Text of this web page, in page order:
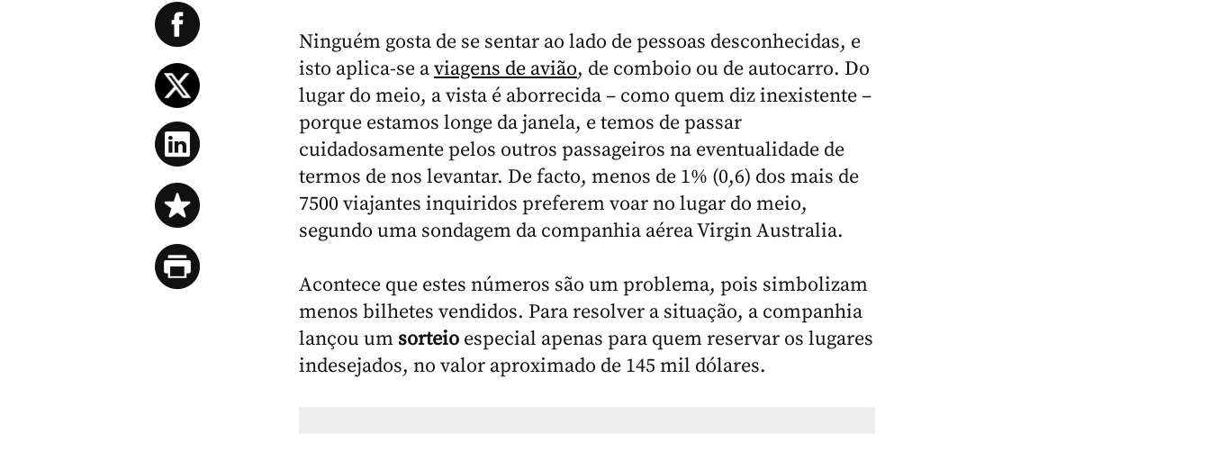
Ninguém gosta de se sentar ao lado de pessoas desconhecidas, e
isto aplica-se aviagens de avião, de comboio ou de autocarro. Do
lugar do meio, a vista é aborrecida – como quem diz inexistente –
porque estamos longe da janela, e temos de passar
cuidadosamente pelos outros passageiros na eventualidade de
termos de nos levantar. De facto, menos de 1% (0,6) dos mais de
7500 viajantes inquiridos preferem voar no lugar do meio,
segundo uma sondagem da companhia aérea Virgin Australia.
Acontece que estes números são um problema, pois simbolizam
menos bilhetes vendidos. Para resolver a situação, a companhia
lançou um sorteio especial apenas para quem reservar os lugares
indesejados, no valor aproximado de 145 mil dólares.